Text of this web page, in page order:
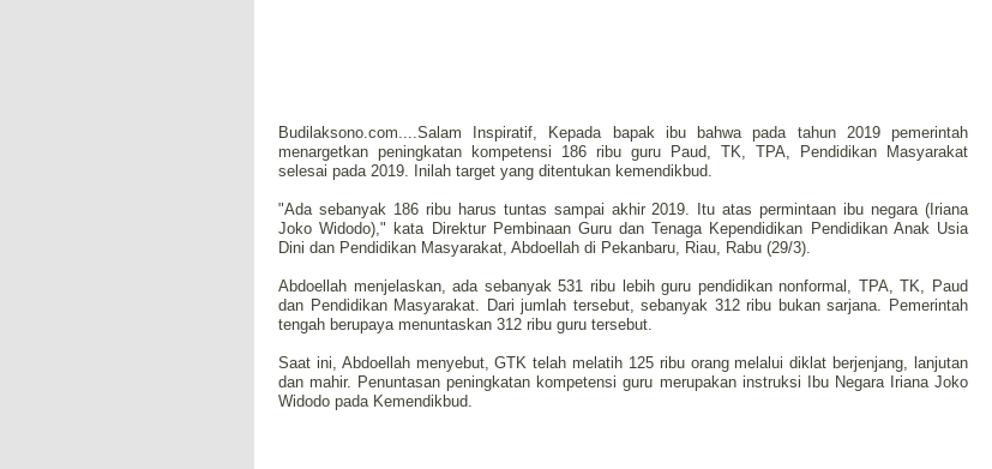
Budilaksono.com....Salam Inspiratif, Kepada bapak ibu bahwa pada tahun 2019 pemerintah
menargetkan peningkatan kompetensi 186 ribu guru Paud, TK, TPA, Pendidikan Masyarakat
selesai pada 2019. Inilah target yang ditentukan kemendikbud.
"Ada sebanyak 186 ribu harus tuntas sampai akhir 2019. Itu atas permintaan ibu negara (Iriana
Joko Widodo)," kata Direktur Pembinaan Guru dan Tenaga Kependidikan Pendidikan Anak Usia
Dini dan Pendidikan Masyarakat, Abdoellah di Pekanbaru, Riau, Rabu (29/3).
Abdoellah menjelaskan, ada sebanyak 531 ribu lebih guru pendidikan nonformal, TPA, TK, Paud
dan Pendidikan Masyarakat. Dari jumlah tersebut, sebanyak 312 ribu bukan sarjana. Pemerintah
tengah berupaya menuntaskan 312 ribu guru tersebut.
Saat ini, Abdoellah menyebut, GTK telah melatih 125 ribu orang melalui diklat berjenjang, lanjutan
dan mahir. Penuntasan peningkatan kompetensi guru merupakan instruksi Ibu Negara Iriana Joko
Widodo pada Kemendikbud.